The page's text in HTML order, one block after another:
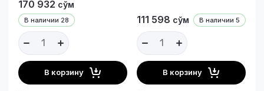
В наличии 28
170 932 сўм
В корзину
В наличии 5
111 598 сўм
В корзину